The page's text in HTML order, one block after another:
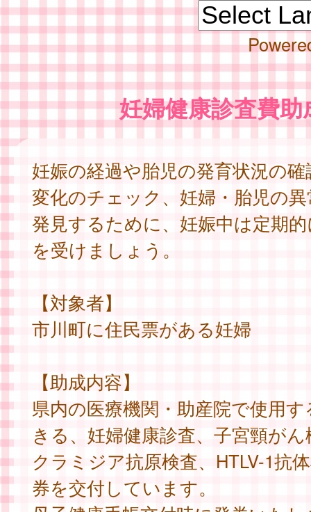
妊婦健康診査費助
妊娠の経過や胎児の発育状況の
変化のチェック、妊婦・胎児の
発見するために、妊娠中は定期
を受けましょう。
【対象者】
市川町に住民票がある妊婦
【助成内容】
県内の医療機関・助産院で使用
きる、妊婦健康診査、子宮頸が
クラミジア抗原検査、HTLV-1抗
券を交付しています。